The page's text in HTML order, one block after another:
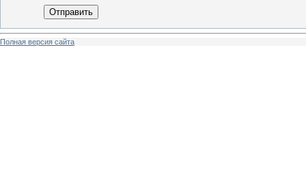
Отправить
Полная версия сайта